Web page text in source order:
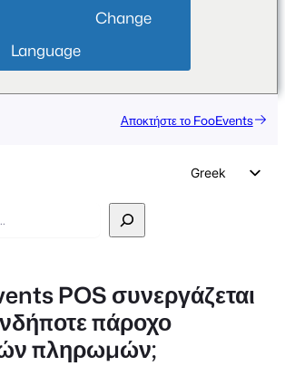
Language
Αποκτήστε το FooEvents
Greek
Spanish
POS συνεργάζεται
πάροχο
πληρωμών;